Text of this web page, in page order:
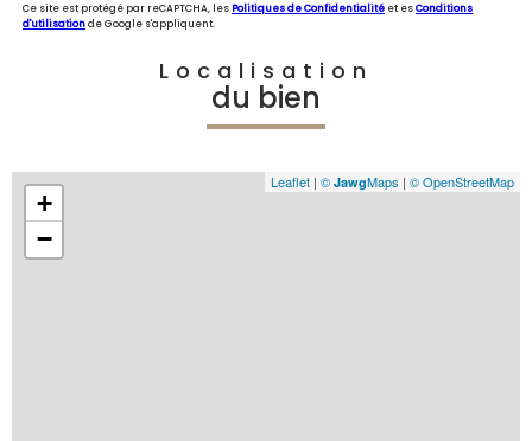
Ce site est protégé par reCAPTCHA, les Politiques de Confidentialité et esConditions
d'utilisationde Google s'appliquent.
Localisation
du bien
+
−
Leaflet | © JawgMaps | © OpenStreetMap